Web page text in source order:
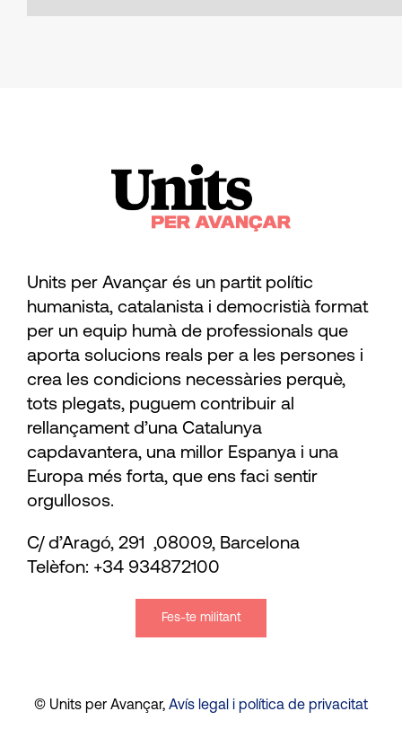
Units per Avançar és un partit polític
humanista, catalanista i democristià format
per un equip humà de professionals que
aporta solucions reals per a les persones i
crea les condicions necessàries perquè,
tots plegats, puguem contribuir al
rellançament d’una Catalunya
capdavantera, una millor Espanya i una
Europa més forta, que ens faci sentir
orgullosos.
C/ d’Aragó, 291 ,08009, Barcelona
Telèfon: +34 934872100
Fes-te militant
© Units per Avançar, Avís legal i política de privacitat